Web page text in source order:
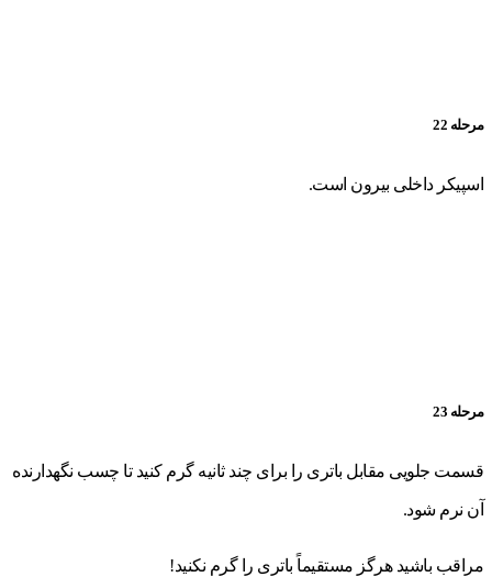
مرحله 22
اسپیکر داخلی بیرون است.
مرحله 23
قسمت جلویی مقابل باتری را برای چند ثانیه گرم کنید تا چسب نگهدارنده
آن نرم شود.
مراقب باشید هرگز مستقیماً باتری را گرم نکنید!